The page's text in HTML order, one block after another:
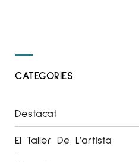
CATEGORIES
Destacat
El Taller De L'artista